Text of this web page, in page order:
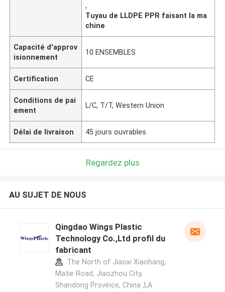
,
Tuyau de LLDPE PPR faisant la ma
chine
Capacité d'approv
isionnement
10 ENSEMBLES
Certification CE
Conditions de pai
ement
L/C, T/T, Western Union
Délai de livraison 45 jours ouvrables
Regardez plus
AU SUJET DE NOUS
Qingdao Wings Plastic
Technology Co.,Ltd profil du
fabricant
The North of Jiaoxi Xiaohang,
Matie Road, Jiaozhou City,
Shandong Province, China ,LA